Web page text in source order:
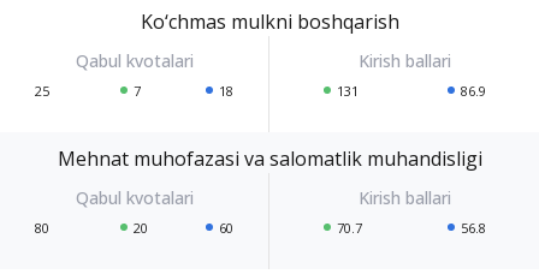
Ko‘chmas mulkni boshqarish
25 7 18 131 86.9
Mehnat muhofazasi va salomatlik muhandisligi
80 20 60 70.7 56.8